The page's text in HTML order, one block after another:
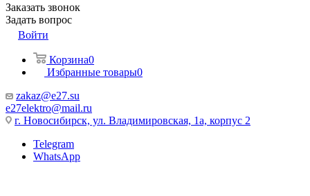
Заказать звонок
Задать вопрос
Войти
Корзина0
Избранные товары0
zakaz@e27.su
e27elektro@mail.ru
г. Новосибирск, ул. Владимировская, 1а, корпус 2
Telegram
WhatsApp